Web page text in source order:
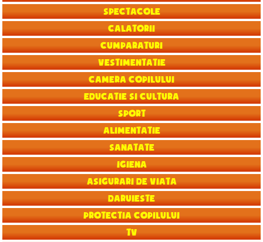
Spectacole
Calatorii
Cumparaturi
Vestimentatie
Camera copilului
Educatie si Cultura
Sport
Alimentatie
Sanatate
Igiena
Asigurari de viata
Daruieste
Protectia copilului
TV